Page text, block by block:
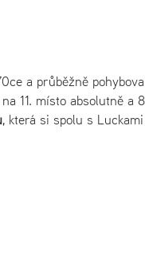
a průběžně
11. místo absolutně a
, která si spolu s Luckami